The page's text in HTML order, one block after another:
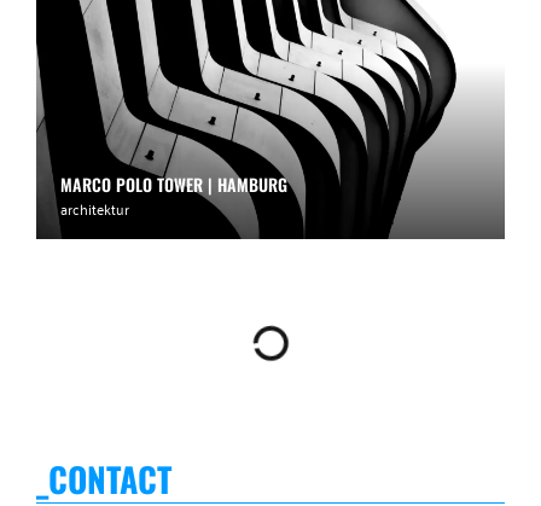
MARCO POLO TOWER | HAMBURG
architektur
_CONTACT